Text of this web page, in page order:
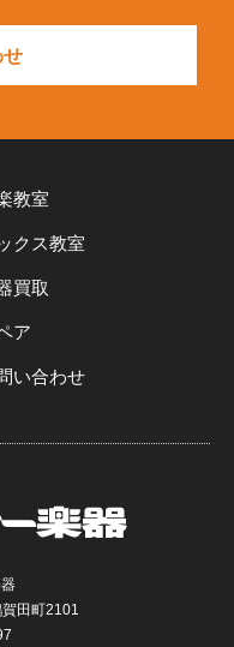
せ
教室
クス教室
買取
ア
い合わせ
田町2101